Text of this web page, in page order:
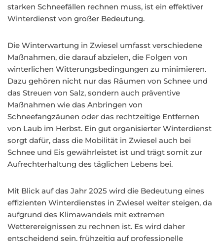
starken Schneefällen rechnen muss, ist ein effektiver
Winterdienst von großer Bedeutung.
Die Winterwartung in Zwiesel umfasst verschiedene
Maßnahmen, die darauf abzielen, die Folgen von
winterlichen Witterungsbedingungen zu minimieren.
Dazu gehören nicht nur das Räumen von Schnee und
das Streuen von Salz, sondern auch präventive
Maßnahmen wie das Anbringen von
Schneefangzäunen oder das rechtzeitige Entfernen
von Laub im Herbst. Ein gut organisierter Winterdienst
sorgt dafür, dass die Mobilität in Zwiesel auch bei
Schnee und Eis gewährleistet ist und trägt somit zur
Aufrechterhaltung des täglichen Lebens bei.
Mit Blick auf das Jahr 2025 wird die Bedeutung eines
effizienten Winterdienstes in Zwiesel weiter steigen, da
aufgrund des Klimawandels mit extremen
Wetterereignissen zu rechnen ist. Es wird daher
entscheidend sein, frühzeitig auf professionelle